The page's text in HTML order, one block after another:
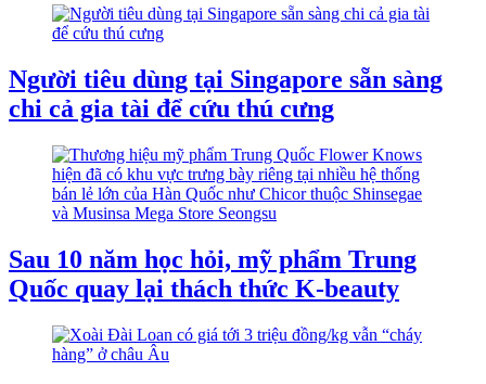
Người tiêu dùng tại Singapore sẵn sàng
chi cả gia tài để cứu thú cưng
Sau 10 năm học hỏi, mỹ phẩm Trung
Quốc quay lại thách thức K-beauty